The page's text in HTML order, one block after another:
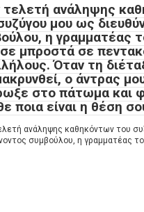
τελετή ανάληψης
μου ως
η γραμματέας
μπροστά σε
Όταν τη
ο άντρας
στο πάτωμα και
ποια είναι η θέση
ανάληψης καθηκόντων του
συμβούλου, η γραμματέας